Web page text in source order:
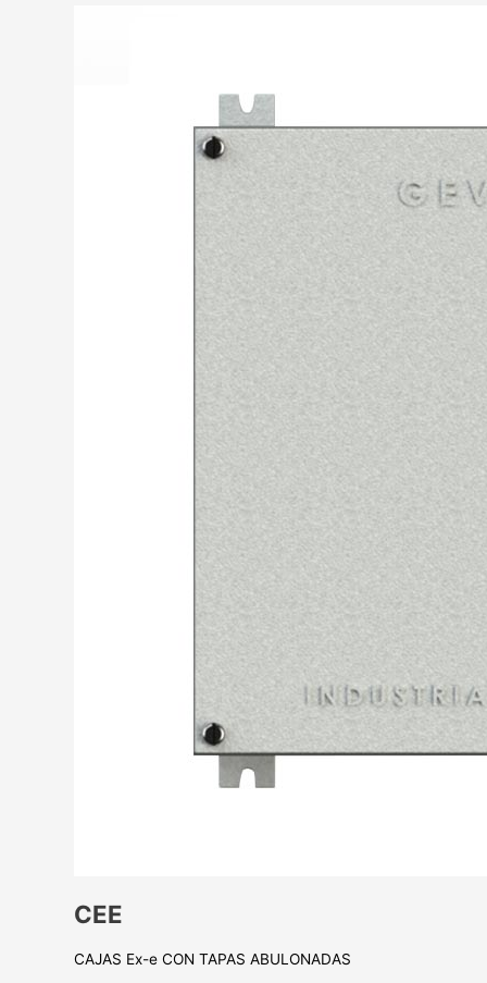
CEE
CAJAS Ex-e CON TAPAS ABULONADAS